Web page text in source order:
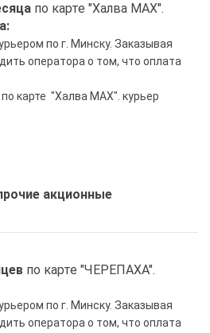
по карте "Халва MAX".
по г. Минску. Заказывая
оператора о том, что оплата
карте "Халва MAX". курьер
акционные
по карте "ЧЕРЕПАХА".
по г. Минску. Заказывая
оператора о том, что оплата